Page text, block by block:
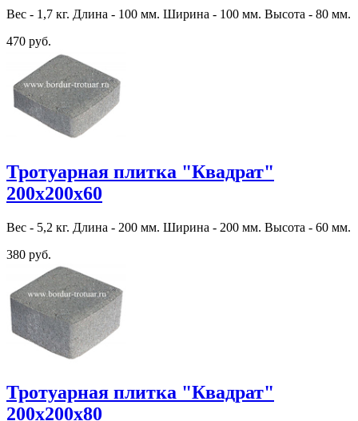
Вес - 1,7 кг. Длина - 100 мм. Ширина - 100 мм. Высота - 80 мм.
470 руб.
Тротуарная плитка "Квадрат"
200х200х60
Вес - 5,2 кг. Длина - 200 мм. Ширина - 200 мм. Высота - 60 мм.
380 руб.
Тротуарная плитка "Квадрат"
200х200х80